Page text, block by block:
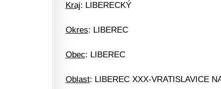
Kraj: LIBERECKÝ
Okres: LIBEREC
Obec: LIBEREC
Oblast: LIBEREC XXX-VRATISLAVICE